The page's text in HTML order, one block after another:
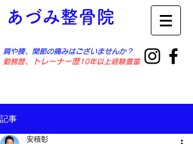
あづみ整骨院
肩や腰、関節の痛みはございませんか？
勤務歴​、トレーナー歴10年以上経験豊富
記事
安積彰